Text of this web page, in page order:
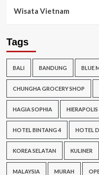
Wisata Vietnam
Tags
BALI BANDUNG BLUE
CHUNGHA GROCERY SHOP
HAGIA SOPHIA HIERAPOLIS
HOTEL BINTANG 4 HOTEL
KOREA SELATAN KULINER
MALAYSIA MURAH